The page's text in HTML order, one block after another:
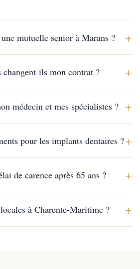
mutuelle senior à Marans ? +
changent-ils mon contrat ? +
médecin et mes spécialistes ? +
pour les implants dentaires ?+
de carence après 65 ans ? +
à Charente-Maritime ? +